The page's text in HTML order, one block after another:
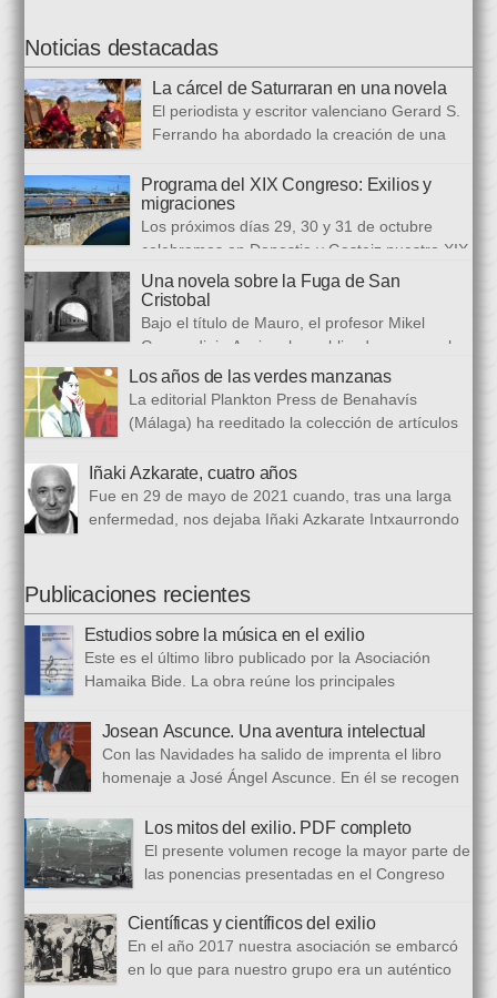
Noticias destacadas
La cárcel de Saturraran en una novela
El periodista y escritor valenciano Gerard S.
Ferrando ha abordado la creación de una
realidad actual, con numerosas referencias al pasado. El ciclo
se inició en 2024 con Cariño, soy un iai@flauta, continuó en
2025 con Los abrazos aplazados y finalizará con Las
ausencias que heredamos, directamente ligada […]
Programa del XIX Congreso: Exilios y
migraciones
Los próximos días 29, 30 y 31 de octubre
celebramos en Donostia y Gasteiz nuestro XIX
congreso internacional, con especialistas de muy diversas
universidades y procedencias. En esta ocasión se trata de
establecer paralelismos entre los fugitivos de la Guerra Civil
española y estos otros hombres y mujeres que arriban a
nuestro país desde territorios […]
Una novela sobre la Fuga de San
Cristobal
Bajo el título de Mauro, el profesor Mikel
Guerendiain Azpiroz ha publicado una novela
histórica en castellano en la que ficciona los sucesos de la
tristemente fuga del fuerte de San Cristobal, en el monte
Ezkaba, una de las mayores evasiones carcelarias de Europa,
que se convirtió en un auténtico baño de sangre: 206
republicanos […]
Los años de las verdes manzanas
La editorial Plankton Press de Benahavís
(Málaga) ha reeditado la colección de artículos
de las verdes manzanas” Cecilia García de Guilarte publicó del
1 de marzo al 24 de octubre de 1968, en el periódico franquista
La Voz de España. Esta colección, dieciséis artículos, había
sido parcialmente […]
Iñaki Azkarate, cuatro años
Fue en 29 de mayo de 2021 cuando, tras una larga
enfermedad, nos dejaba Iñaki Azkarate Intxaurrondo
desde sus mismos inicios. Entre nosotros dejó el recuerdo de
una persona trabajadora y comprometida, que huía de
protagonismos y cargos oficiales. Sus aficiones […]
Publicaciones recientes
Estudios sobre la música en el exilio
Este es el último libro publicado por la Asociación
Hamaika Bide. La obra reúne los principales
celebrado en 2023. Bajo ese epígrafe se han recogido un total
de dieciséis ponencias. El libro se ha estructurado en tres
bloques. En el primero se analizan aspectos generales del arte
popular […]
Josean Ascunce. Una aventura intelectual
Con las Navidades ha salido de imprenta el libro
homenaje a José Ángel Ascunce. En él se recogen
desde diferentes perspectivas, incluyendo una detallada
biografía, bibliografía y una recopilación fotográfica. Los
coordinadores han sido Carmen Gil Fombellida y José Ramón
Zabala. Con ellos han particidado once escritores: […]
Los mitos del exilio. PDF completo
El presente volumen recoge la mayor parte de
las ponencias presentadas en el Congreso
primera vez, hemos acordado difundirlo, además de en
formato papel, en formato PDF con la finalidad de reducir los
costes de correo que supone su difusión. En este PDF es
posible acceder a todos […]
Científicas y científicos del exilio
En el año 2017 nuestra asociación se embarcó
en lo que para nuestro grupo era un auténtico